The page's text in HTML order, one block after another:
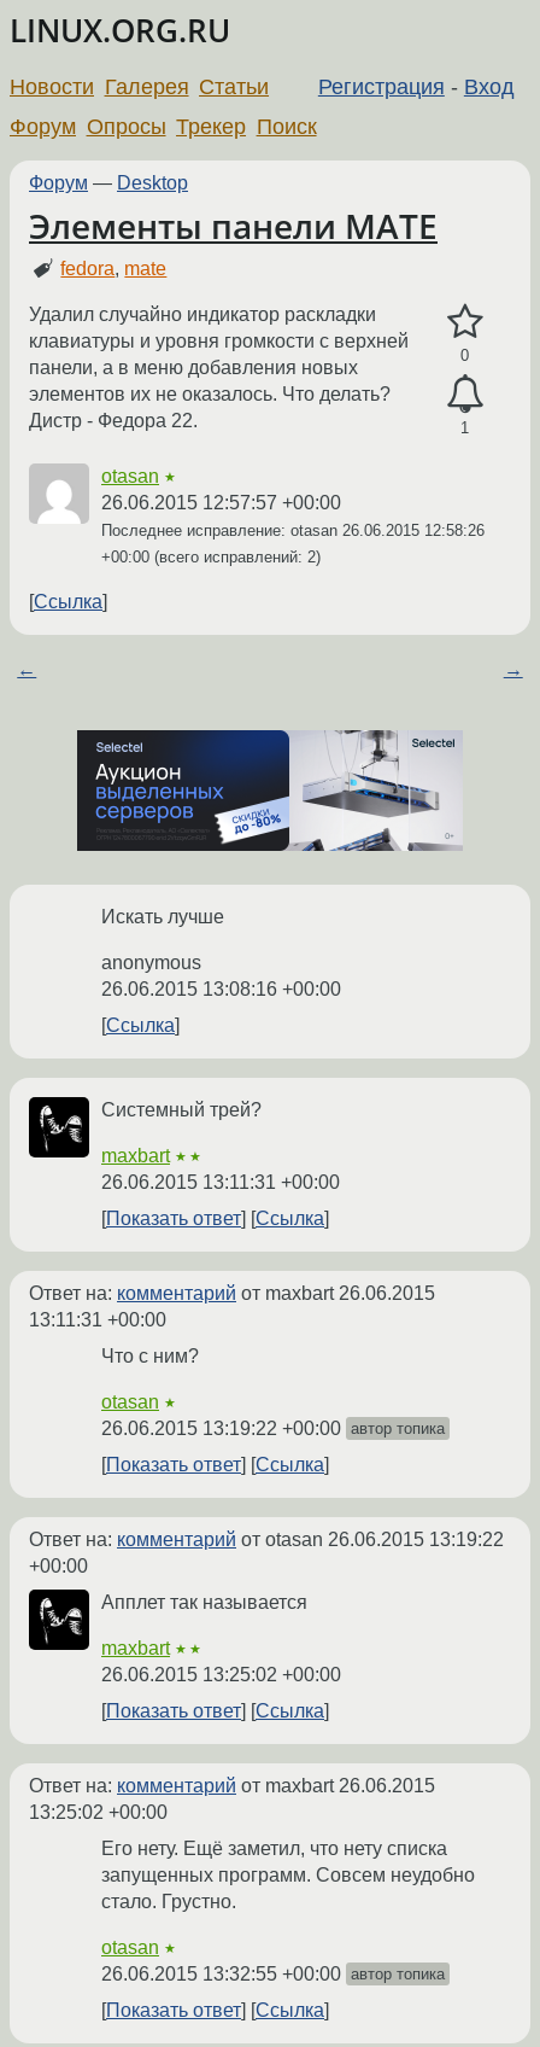
LINUX.ORG.RU
Регистрация - Вход
Новости Галерея Статьи
Форум Опросы Трекер Поиск
Форум — Desktop
Элементы панели MATE
fedora, mate
0
1
Удалил случайно индикатор раскладки
клавиатуры и уровня громкости с верхней
панели, а в меню добавления новых
элементов их не оказалось. Что делать?
Дистр - Федора 22.
otasan ★
26.06.2015 12:57:57 +00:00
Последнее исправление: otasan 26.06.2015 12:58:26
+00:00 (всего исправлений: 2)
Ссылка
← →
Искать лучше
anonymous
26.06.2015 13:08:16 +00:00
Ссылка
Системный трей?
maxbart ★★
26.06.2015 13:11:31 +00:00
Показать ответ
Ссылка
Ответ на: комментарий от maxbart26.06.2015
13:11:31 +00:00
Что с ним?
otasan ★
26.06.2015 13:19:22 +00:00 автор топика
Показать ответ Ссылка
Ответ на: комментарий от otasan 26.06.2015 13:19:22
+00:00
Апплет так называется
maxbart ★★
26.06.2015 13:25:02 +00:00
Показать ответ
Ссылка
Ответ на: комментарий от maxbart26.06.2015
13:25:02 +00:00
Его нету. Ещё заметил, что нету списка
запущенных программ. Совсем неудобно
стало. Грустно.
otasan ★
26.06.2015 13:32:55 +00:00 автор топика
Показать ответ Ссылка